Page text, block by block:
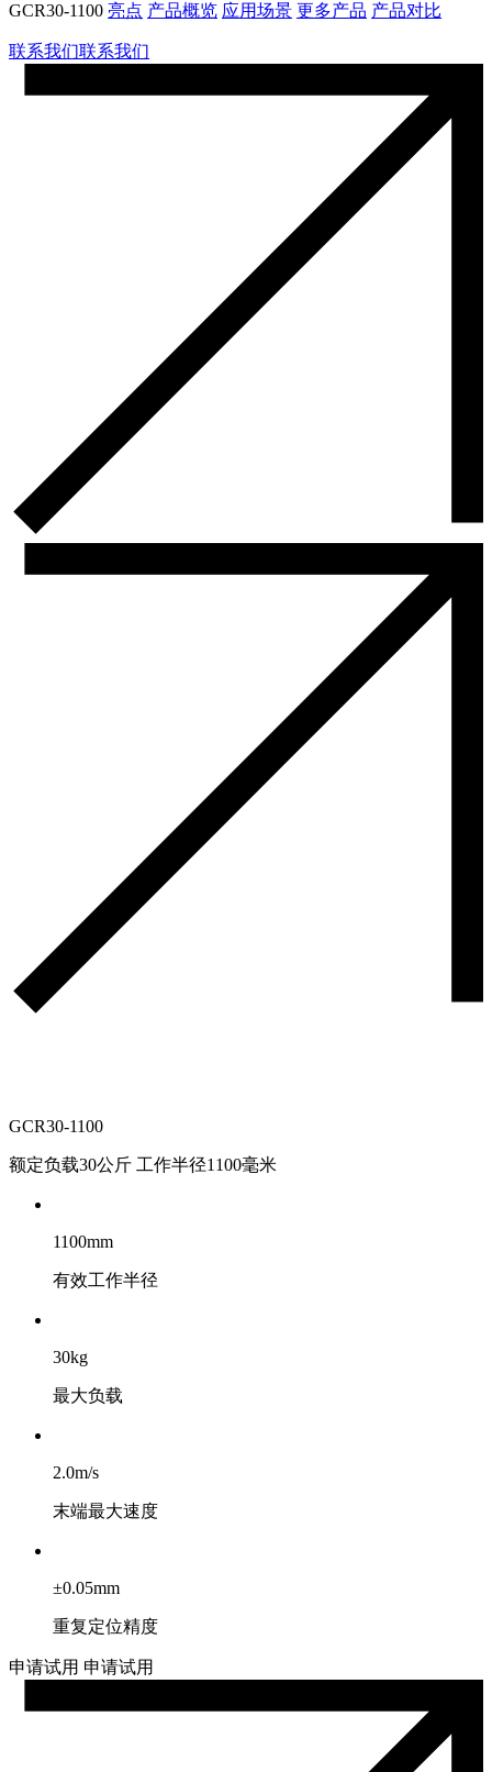
GCR30-1100 亮点 产品概览 应用场景 更多产品 产品对比
联系我们联系我们
GCR30-1100
额定负载30公斤 工作半径1100毫米
1100mm
有效工作半径
30kg
最大负载
2.0m/s
末端最大速度
±0.05mm
重复定位精度
申请试用 申请试用